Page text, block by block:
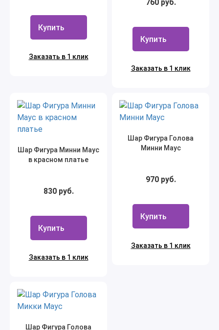
Купить
Заказать в 1 клик
760 руб.
Купить
Заказать в 1 клик
Шар Фигура Минни Маус
в красном платье
830 руб.
Купить
Заказать в 1 клик
Шар Фигура Голова
Минни Маус
970 руб.
Купить
Заказать в 1 клик
Шар Фигура Голова